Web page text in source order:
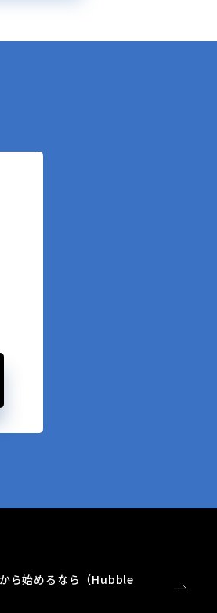
ら始めるなら（Hubble